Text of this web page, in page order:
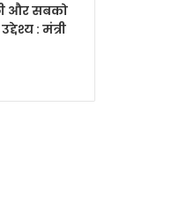
और सबको
: मंत्री